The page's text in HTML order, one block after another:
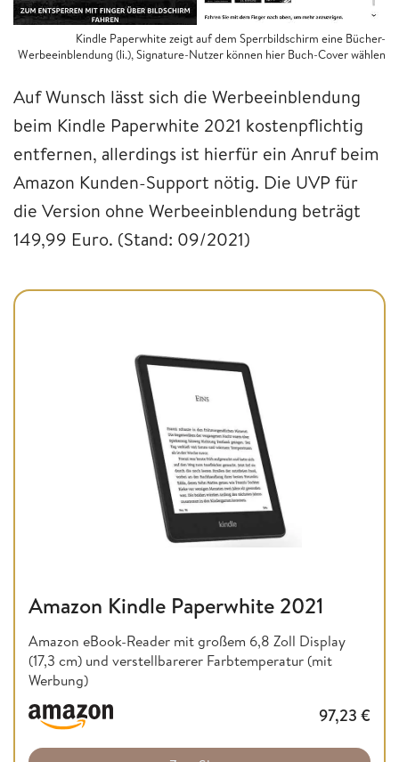
Kindle Paperwhite zeigt auf dem Sperrbildschirm eine Bücher-
Werbeeinblendung (li.), Signature-Nutzer können hier Buch-Cover wählen
Auf Wunsch lässt sich die Werbeeinblendung
beim Kindle Paperwhite 2021 kostenpflichtig
entfernen, allerdings ist hierfür ein Anruf beim
Amazon Kunden-Support nötig. Die UVP für
die Version ohne Werbeeinblendung beträgt
149,99 Euro. (Stand: 09/2021)
Amazon Kindle Paperwhite 2021
Amazon eBook-Reader mit großem 6,8 Zoll Display
(17,3 cm) und verstellbarerer Farbtemperatur (mit
Werbung)
97,23 €